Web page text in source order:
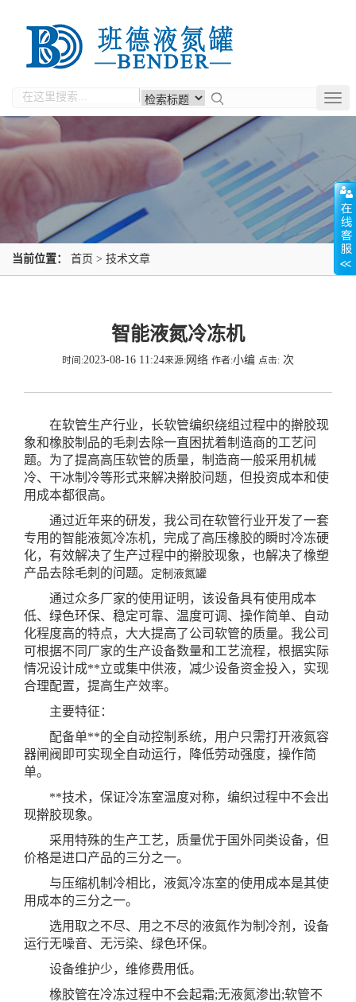
当前位置： 首页 > 技术文章
智能液氮冷冻机
时间:2023-08-16 11:24来源:网络 作者:小编 点击: 次
在软管生产行业，长软管编织绕组过程中的擀胶现
象和橡胶制品的毛刺去除一直困扰着制造商的工艺问
题。为了提高高压软管的质量，制造商一般采用机械
冷、干冰制冷等形式来解决擀胶问题，但投资成本和使
用成本都很高。
通过近年来的研发，我公司在软管行业开发了一套
专用的智能液氮冷冻机，完成了高压橡胶的瞬时冷冻硬
化，有效解决了生产过程中的擀胶现象，也解决了橡塑
产品去除毛刺的问题。
定制液氮罐
通过众多厂家的使用证明，该设备具有使用成本
低、绿色环保、稳定可靠、温度可调、操作简单、自动
化程度高的特点，大大提高了公司软管的质量。我公司
可根据不同厂家的生产设备数量和工艺流程，根据实际
情况设计成**立或集中供液，减少设备资金投入，实现
合理配置，提高生产效率。
主要特征：
配备单**的全自动控制系统，用户只需打开液氮容
器闸阀即可实现全自动运行，降低劳动强度，操作简
单。
**技术，保证冷冻室温度对称，编织过程中不会出
现擀胶现象。
采用特殊的生产工艺，质量优于国外同类设备，但
价格是进口产品的三分之一。
与压缩机制冷相比，液氮冷冻室的使用成本是其使
用成本的三分之一。
选用取之不尽、用之不尽的液氮作为制冷剂，设备
运行无噪音、无污染、绿色环保。
设备维护少，维修费用低。
橡胶管在冷冻过程中不会起霜;无液氮渗出;软管不